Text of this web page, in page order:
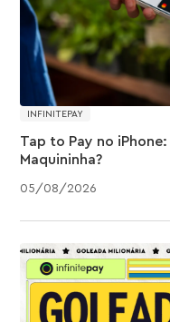
INFINITEPAY
05/08/2026
Tap to Pay no
Maquininha?